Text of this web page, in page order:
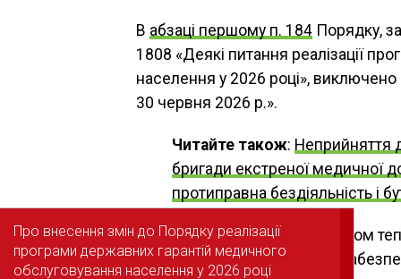
В абзаці першому п. 184 Порядку,
1808 «Деякі питання реалізації
населення у 2026 році», виключено
30 червня 2026 р.».
Читайте також: Неприйняття
бригади екстреної медичної
протиправна бездіяльність і
Таким чином, згаданим абзацом
пакетом медичних послуг
Про внесення змін до Порядку реалізації
програми державних гарантій медичного
обслуговування населення у 2026 році
Про внесення змін до Порядку реалізації
програми державних гарантій медичного
обслуговування населення у 2026 році